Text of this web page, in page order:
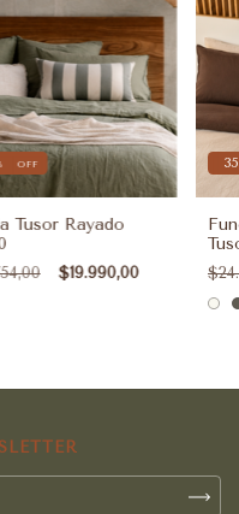
OFF
Tusor Rayado
$19.990,00
35